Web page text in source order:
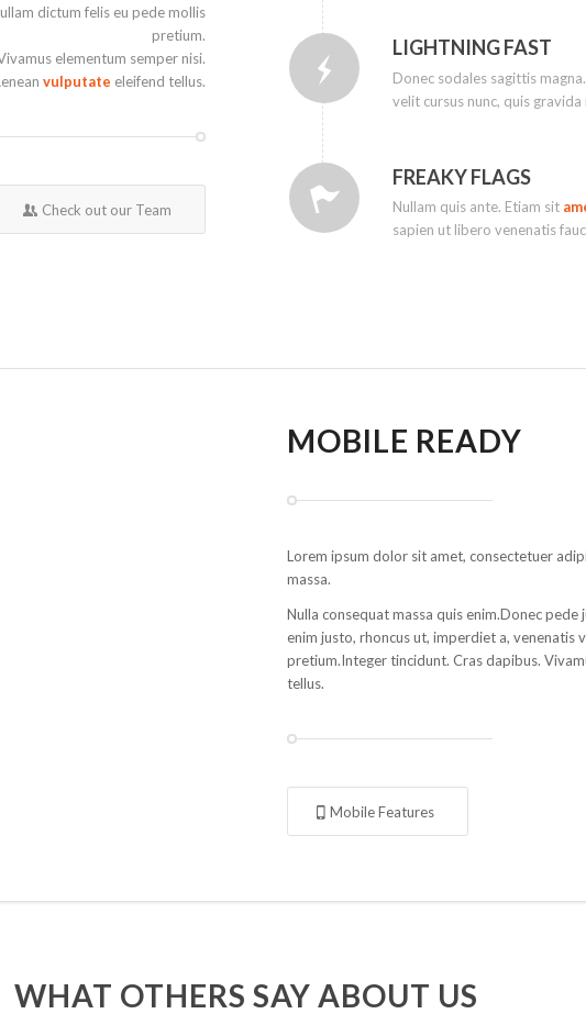
dictum felis eu pede mollis
pretium.
elementum semper nisi.
vulputate eleifend tellus.
Check out our Team
LIGHTNING FAST
Donec sodales sagittis
velit cursus nunc, quis
FREAKY FLAGS
Nullam quis ante. Etiam sit
sapien ut libero venenatis
MOBILE READY
Lorem ipsum dolor sit amet, consectetuer
massa.
Nulla consequat massa quis enim.Donec
enim justo, rhoncus ut, imperdiet a, venenatis
pretium.Integer tincidunt. Cras dapibus.
tellus.
Mobile Features
WHAT OTHERS SAY ABOUT US